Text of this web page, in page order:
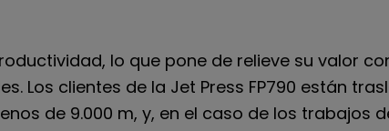
lo que pone de relieve su valor
Los clientes de la Jet Press FP790 están
de 9.000 m, y, en el caso de los trabajos